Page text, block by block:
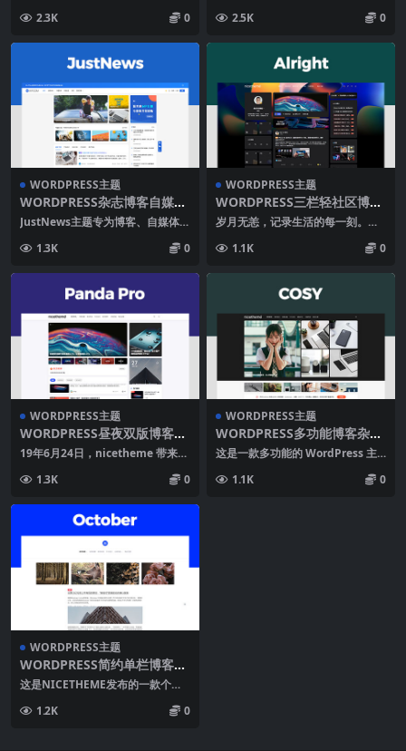
年开发的第一款WordPress主...
2.3K 0
式发布了，日子没有算好，明天是
2.5K 0
WORDPRESS主题
WORDPRESS杂志博客自媒体
主题JUSTNEWS
JustNews主题专为博客、自媒体、
资讯类的网站设计开发，上线至今
1.3K 0
WORDPRESS主题
WORDPRESS三栏轻社区博客
主题ALRIGHT
岁月无恙，记录生活的每一刻。无
恙主题适用于个人博客和社区交
1.1K 0
WORDPRESS主题
WORDPRESS昼夜双版博客资
讯主题PANDA PRO
19年6月24日，nicetheme 带来了
全新的 Panda PRO 主题 这...
1.3K 0
WORDPRESS主题
WORDPRESS多功能博客杂志
自媒体主题COSY
这是一款多功能的 WordPress 主
题，丰富的布局以及令人赞叹的文
1.1K 0
WORDPRESS主题
WORDPRESS简约单栏博客主
题OCTOBER
这是NICETHEME发布的一款个人
博客主题，简约单栏设计，延续了
1.2K 0